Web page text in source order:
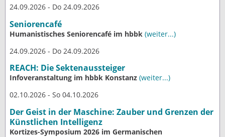
24.09.2026 - Do 24.09.2026
Seniorencafé
Humanistisches Seniorencafé im hbbk (weiter...)
24.09.2026 - Do 24.09.2026
REACH: Die Sektenaussteiger
Infoveranstaltung im hbbk Konstanz (weiter...)
02.10.2026 - So 04.10.2026
Der Geist in der Maschine: Zauber und Grenzen der
Künstlichen Intelligenz
Kortizes-Symposium 2026 im Germanischen